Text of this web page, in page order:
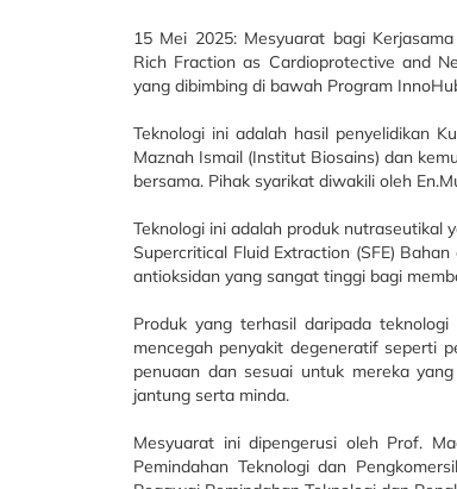
15 Mei 2025: Mesyuarat bagi
Rich Fraction as Cardioprotective and
yang dibimbing di bawah Program
Teknologi ini adalah hasil penyelidikan
Maznah Ismail (Institut Biosains) dan
bersama. Pihak syarikat diwakili oleh
Teknologi ini adalah produk nutraseutikal
Supercritical Fluid Extraction (SFE)
antioksidan yang sangat tinggi bagi
Produk yang terhasil daripada
mencegah penyakit degeneratif seperti
penuaan dan sesuai untuk mereka
jantung serta minda.
Mesyuarat ini dipengerusi oleh Prof.
Pemindahan Teknologi dan